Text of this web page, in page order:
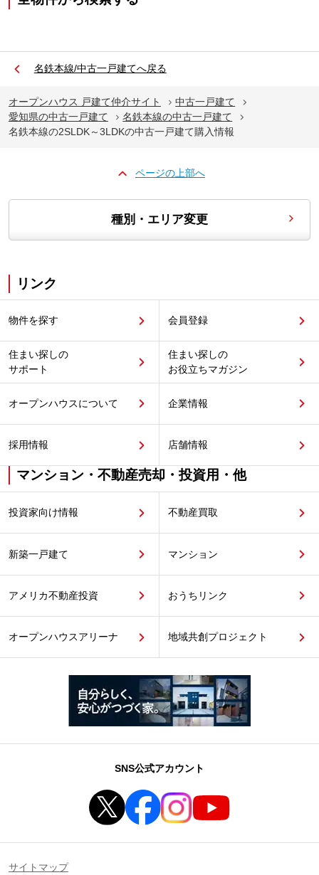
名鉄本線/中古一戸建てへ戻る
オープンハウス 戸建て仲介サイト
中古一戸建て
愛知県の中古一戸建て
名鉄本線の中古一戸建て
名鉄本線の2SLDK～3LDKの中古一戸建て購入情報
ページの上部へ
種別・エリア変更
リンク
物件を探す 会員登録
住まい探しの
サポート
住まい探しの
お役立ちマガジン
オープンハウスについて 企業情報
採用情報 店舗情報
マンション・不動産売却・投資用・他
投資家向け情報 不動産買取
新築一戸建て マンション
アメリカ不動産投資 おうちリンク
オープンハウスアリーナ 地域共創プロジェクト
SNS公式アカウント
サイトマップ